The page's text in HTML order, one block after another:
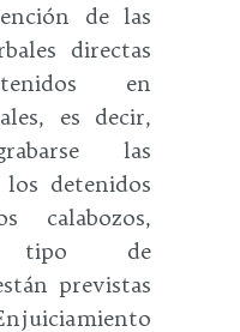
de las
directas
en
es decir,
las
los detenidos
calabozos,
tipo de
previstas